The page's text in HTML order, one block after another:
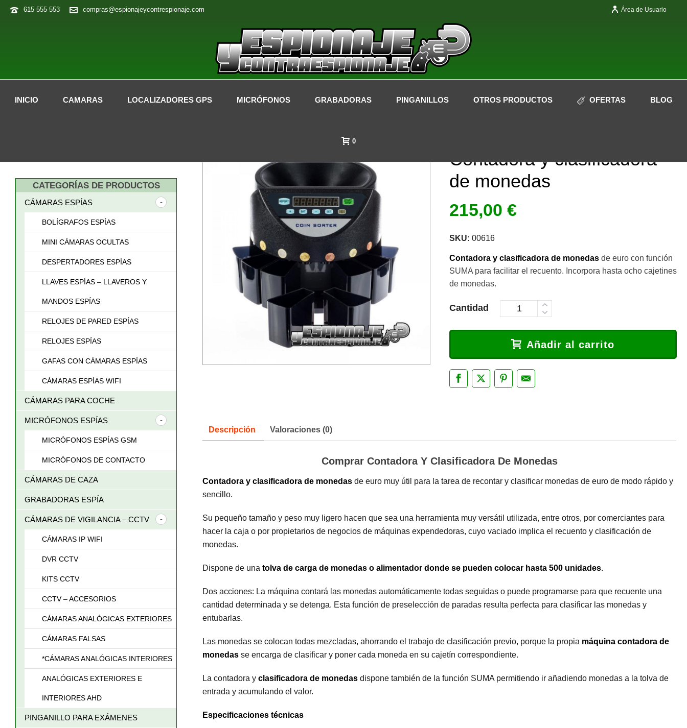
615 555 553 compras@espionajeycontrespionaje.com Área de Usuario
INICIO CAMARAS LOCALIZADORES GPS MICRÓFONOS GRABADORAS PINGANILLOS OTROS PRODUCTOS OFERTAS BLOG
0
Contadora y clasificadora
de monedas
215,00 €
SKU: 00616
Contadora y clasificadora de monedas de euro con función
SUMA para facilitar el recuento. Incorpora hasta ocho cajetines
de monedas.
Cantidad
Añadir al carrito
Descripción Valoraciones (0)
Comprar Contadora Y Clasificadora De Monedas
Contadora y clasificadora de monedas de euro muy útil para la tarea de recontar y clasificar monedas de euro de modo rápido y
sencillo.
Su pequeño tamaño y peso muy ligero hacen que sea una herramienta muy versátil utilizada, entre otros, por comerciantes para
hacer la caja o por propietarios de negocios de máquinas expendedoras, cuyo vaciado implica el recuento y clasificación de
monedas.
Dispone de una tolva de carga de monedas o alimentador donde se pueden colocar hasta 500 unidades.
Dos acciones: La máquina contará las monedas automáticamente todas seguidas o puede programarse para que recuente una
cantidad determinada y se detenga. Esta función de preselección de paradas resulta perfecta para clasificar las monedas y
entubarlas.
Las monedas se colocan todas mezcladas, ahorrando el trabajo de clasificación previo, porque la propia máquina contadora de
monedas se encarga de clasificar y poner cada moneda en su cajetín correspondiente.
La contadora yclasificadora de monedas dispone también de la función SUMA permitiendo ir añadiendo monedas a la tolva de
entrada y acumulando el valor.
Especificaciones técnicas
CATEGORÍAS DE PRODUCTOS
CÁMARAS ESPÍAS
BOLÍGRAFOS ESPÍAS
MINI CÁMARAS OCULTAS
DESPERTADORES ESPÍAS
LLAVES ESPÍAS – LLAVEROS Y
MANDOS ESPÍAS
RELOJES DE PARED ESPÍAS
RELOJES ESPÍAS
GAFAS CON CÁMARAS ESPÍAS
CÁMARAS ESPÍAS WIFI
CÁMARAS PARA COCHE
MICRÓFONOS ESPÍAS
MICRÓFONOS ESPÍAS GSM
MICRÓFONOS DE CONTACTO
CÁMARAS DE CAZA
GRABADORAS ESPÍA
CÁMARAS DE VIGILANCIA – CCTV
CÁMARAS IP WIFI
DVR CCTV
KITS CCTV
CCTV – ACCESORIOS
CÁMARAS ANALÓGICAS EXTERIORES
CÁMARAS FALSAS
*CÁMARAS ANALÓGICAS INTERIORES
ANALÓGICAS EXTERIORES E
INTERIORES AHD
PINGANILLO PARA EXÁMENES